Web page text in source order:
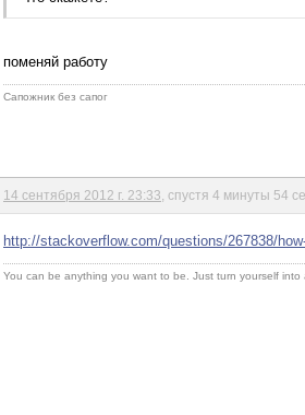
поменяй работу
Сапожник без сапог
14 сентября 2012 г. 23:33 , спустя 4 минуты 54
http://stackoverflow.com/questions/267838/
You can be anything you want to be. Just turn yourself